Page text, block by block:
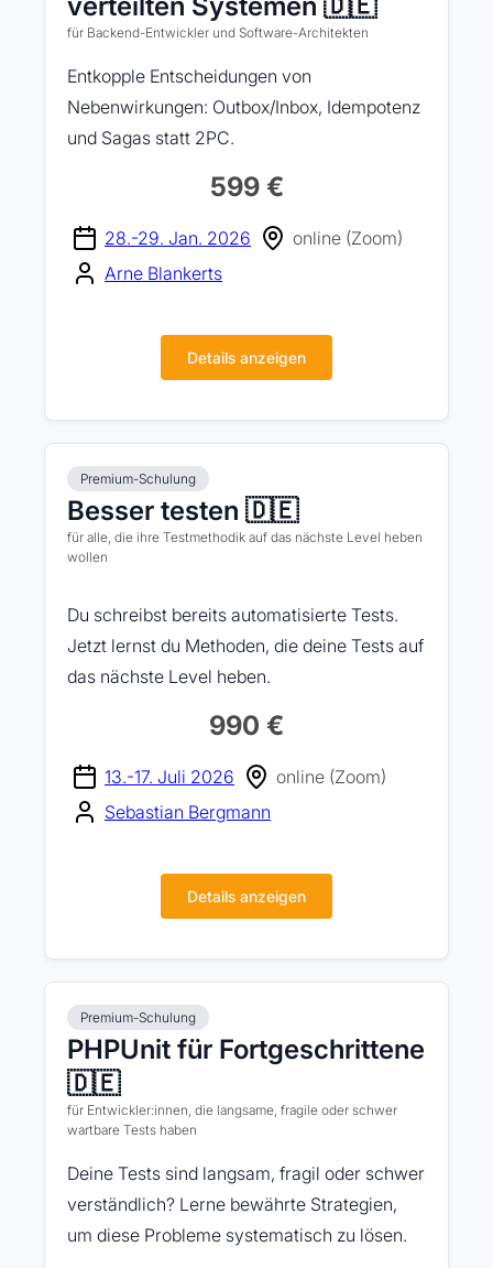
für Backend-Entwickler und Software-Architekten
Entkopple Entscheidungen von
Nebenwirkungen: Outbox/Inbox, Idempotenz
und Sagas statt 2PC.
599 €
28.-29. Jan. 2026
online (Zoom)
Arne Blankerts
Details anzeigen
Premium-Schulung
Besser testen 🇩🇪
für alle, die ihre Testmethodik auf das nächste Level heben
wollen
Du schreibst bereits automatisierte Tests.
Jetzt lernst du Methoden, die deine Tests auf
das nächste Level heben.
990 €
13.-17. Juli 2026
online (Zoom)
Sebastian Bergmann
Details anzeigen
Premium-Schulung
PHPUnit für Fortgeschrittene
🇩🇪
für Entwickler:innen, die langsame, fragile oder schwer
wartbare Tests haben
Deine Tests sind langsam, fragil oder schwer
verständlich? Lerne bewährte Strategien,
um diese Probleme systematisch zu lösen.